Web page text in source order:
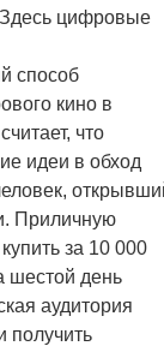
Здесь цифровые
способ
кино в
что
идеи в обход
Приличную
за 10 000
шестой день
аудитория
получить